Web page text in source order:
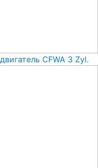
CFWA 3 Zyl.